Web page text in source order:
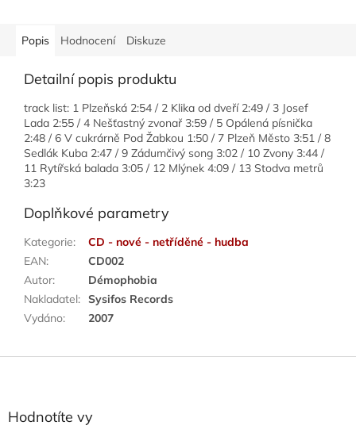
Popis Hodnocení Diskuze
Detailní popis produktu
track list: 1 Plzeňská 2:54 / 2 Klika od dveří 2:49 / 3 Josef
Lada 2:55 / 4 Nešťastný zvonař 3:59 / 5 Opálená písnička
2:48 / 6 V cukrárně Pod Žabkou 1:50 / 7 Plzeň Město 3:51 / 8
Sedlák Kuba 2:47 / 9 Zádumčivý song 3:02 / 10 Zvony 3:44 /
11 Rytířská balada 3:05 / 12 Mlýnek 4:09 / 13 Stodva metrů
3:23
Doplňkové parametry
Kategorie:
CD - nové - netříděné - hudba
EAN:
CD002
Autor:
Démophobia
Nakladatel: Sysifos Records
Vydáno: 2007
Z
Hodnotíte vy